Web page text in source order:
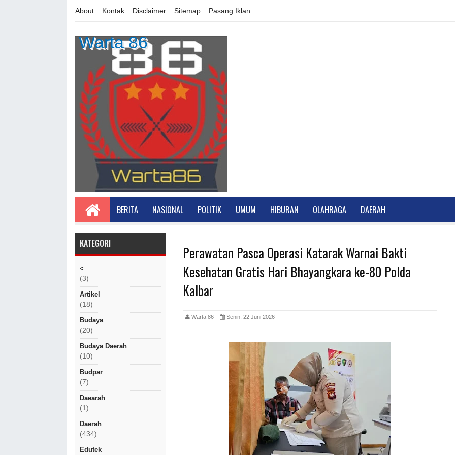
About Kontak Disclaimer Sitemap Pasang Iklan
Warta 86
BERITA NASIONAL POLITIK UMUM HIBURAN OLAHRAGA DAERAH
KATEGORI
<
(3)
Artikel
(18)
Budaya
(20)
Budaya Daerah
(10)
Budpar
(7)
Daearah
(1)
Daerah
(434)
Edutek
Perawatan Pasca Operasi Katarak Warnai Bakti
Kesehatan Gratis Hari Bhayangkara ke-80 Polda
Kalbar
Warta 86 Senin, 22 Juni 2026